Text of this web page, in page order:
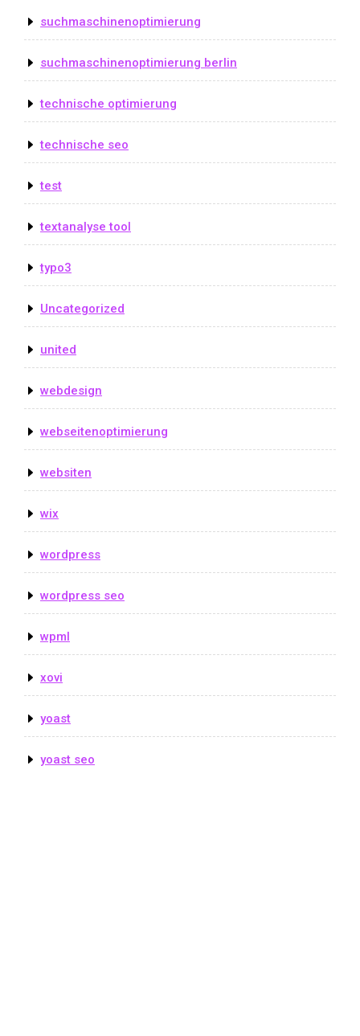
suchmaschinenoptimierung
suchmaschinenoptimierung berlin
technische optimierung
technische seo
test
textanalyse tool
typo3
Uncategorized
united
webdesign
webseitenoptimierung
websiten
wix
wordpress
wordpress seo
wpml
xovi
yoast
yoast seo